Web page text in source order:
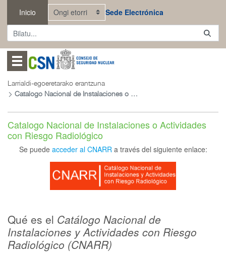
Eduki nagusira joan
Inicio Sede Electrónica
Abrir menú
Larrialdi-egoeretarako erantzuna
Catalogo Nacional de Instalaciones o Actividades con Riesgo Radiológico
Catalogo Nacional de Instalaciones o Actividades
con Riesgo Radiológico
Se puede acceder al CNARRa través del siguiente enlace:
Qué es el Catálogo Nacional de
Instalaciones y Actividades con Riesgo
Radiológico (CNARR)